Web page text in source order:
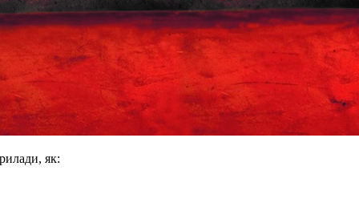
як: